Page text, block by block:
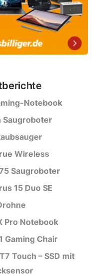
Notebook
Saugroboter
Wireless
Saugroboter
15 Duo SE
Pro Notebook
Gaming Chair
Touch – SSD mit